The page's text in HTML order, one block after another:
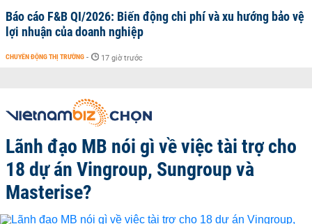
Báo cáo F&B QI/2026: Biến động chi phí và xu hướng bảo vệ
lợi nhuận của doanh nghiệp
CHUYỂN ĐỘNG THỊ TRƯỜNG - 17 giờ trước
Lãnh đạo MB nói gì về việc tài trợ cho
18 dự án Vingroup, Sungroup và
Masterise?